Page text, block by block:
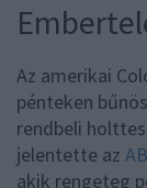
Az amerikai
pénteken
rendbeli
jelentette az
akik rengeteg